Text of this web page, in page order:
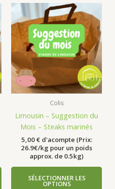
Colis
Limousin – Suggestion du
Mois – Steaks marinés
5,00€ d'acompte (Prix:
26.9€/kg pour un poids
approx. de 0.5kg)
SÉLECTIONNER LES
OPTIONS